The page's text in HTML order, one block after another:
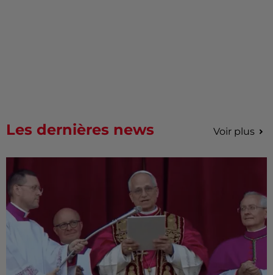
Les dernières news Voir plus